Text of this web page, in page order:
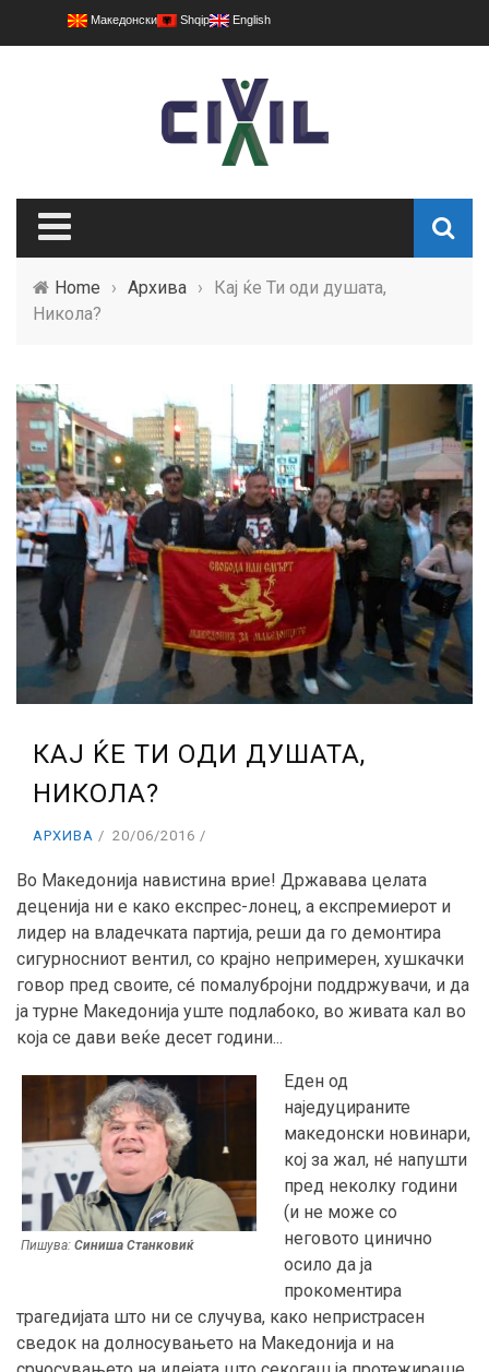
Македонски Shqip English
Home › Архива ›
Кај ќе Ти оди душата,
Никола?
КАЈ ЌЕ ТИ ОДИ ДУШАТА,
НИКОЛА?
АРХИВА 20/06/2016
Во Македонија навистина врие! Државава целата
деценија ни е како експрес-лонец, а експремиерот и
лидер на владечката партија, реши да го демонтира
сигурносниот вентил, со крајно непримерен, хушкачки
говор пред своите, сé помалубројни поддржувачи, и да
ја турне Македонија уште подлабоко, во живата кал во
која се дави веќе десет години...
Пишува: Синиша Станковиќ
Еден од
наједуцираните
македонски новинари,
кој за жал, нé напушти
пред неколку години
(и не може со
неговото цинично
осило да ја
прокоментира
трагедијата што ни се случува, како непристрасен
сведок на долносувањето на Македонија и на